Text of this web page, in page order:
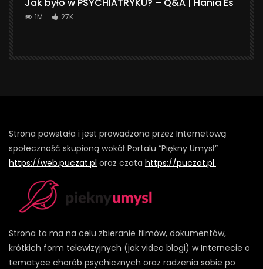
Jak było w PSYCHIATRYKU? – Q&A | Hania Es
1M 27K
Strona powstała i jest prowadzona przez Internetową
społeczność skupioną wokół Portalu “Piękny Umysł”
https://web.puczat.pl oraz czata https://puczat.pl.
Strona ta ma na celu zbieranie filmów, dokumentów,
krótkich form telewizyjnych (jak video blogi) w Internecie o
tematyce chorób psychicznych oraz radzenia sobie po